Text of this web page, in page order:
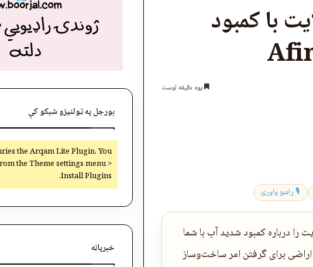
با کمبود
یوه دقیقه لوست
🎙 راډیو واورئ
را درباره کمبود شدید آب با شما
برای گرفتن امر ساخت‌وساز
بورجل په ټولنیزو شبکو کې
the Arqam Lite Plugin, You
the Theme settings menu >
Install Plugins.
خبرپاڼه